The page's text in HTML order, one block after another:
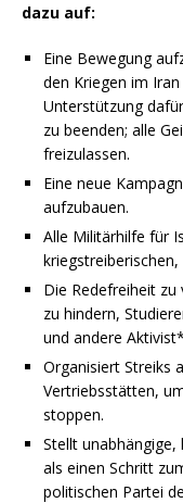
dazu auf:
Eine Bewegung
den Kriegen im
Unterstützung
zu beenden; alle
freizulassen.
Eine neue
aufzubauen.
Alle Militärhilfe für
Die Redefreiheit zu
zu hindern,
und andere
Organisiert Streiks
Vertriebsstätten,
stoppen.
Stellt
als einen Schritt
politischen Partei